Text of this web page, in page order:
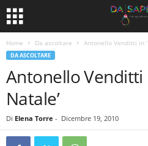
Home Da ascoltare Antonello Venditti in
DA ASCOLTARE
Antonello Venditti
Natale’
Di Elena Torre - Dicembre 19, 2010